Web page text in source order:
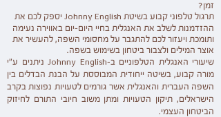
זמן?
תרגול טלפוני קבוע בשיטת Johnny English יספק לכם את
ההזדמנות לשלב את האנגלית בחיי היום-יום באווירה נעימה
ותומכת ויעזור לכם להתגבר על מחסומי השפה, להעשיר את
אוצר המילים ולצבור ביטחון בשימוש בשפה.
שיעורי האנגלית הטלפוניים ב-Johnny English ניתנים ע"י
מורה קבוע, בשיטה ייחודית המבוססת על הבנת הבדלים בין
השפה העברית והאנגלית אשר גורמים לטעויות נפוצות בקרב
הישראלים, תיקון הטעויות ומתן משוב חיובי התורם לחיזוק
הביטחון העצמי.